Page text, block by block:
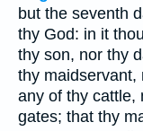
but the seventh
thy God: in it
thy son, nor thy
thy maidservant,
any of thy cattle,
gates; that thy